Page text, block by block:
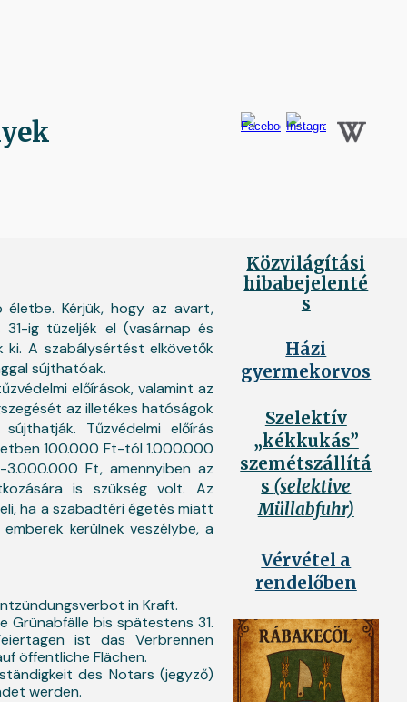
életbe. Kérjük, hogy az avart,
ig tüzeljék el (vasárnap és
ki. A szabálysértést elkövetők
sújthatóak.
előírások, valamint az
az illetékes hatóságok
Tűzvédelmi előírás
100.000 Ft-tól 1.000.000
Ft, amennyiben az
is szükség volt. Az
ha a szabadtéri égetés miatt
kerülnek veszélybe, a
in Kraft.
Grünabfälle bis spätestens 31.
ist das Verbrennen
öffentliche Flächen.
des Notars (jegyző)
werden.
Közvilágítási
hibabejelenté
s
Házi
gyermekorvos
Szelektív
„kékkukás”
szemétszállítá
s (selektive
Müllabfuhr)
Vérvétel a
rendelőben